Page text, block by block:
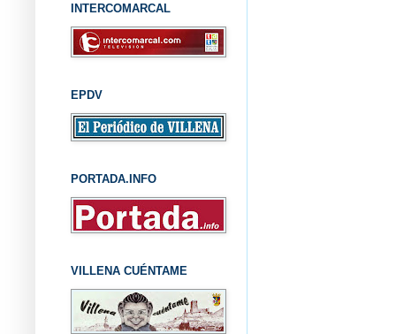
INTERCOMARCAL
EPDV
PORTADA.INFO
VILLENA CUÉNTAME